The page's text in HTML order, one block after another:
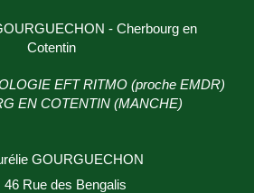
- Cherbourg en
Cotentin
EFT RITMO (proche EMDR)
EN COTENTIN (MANCHE)
GOURGUECHON
46 Rue des Bengalis